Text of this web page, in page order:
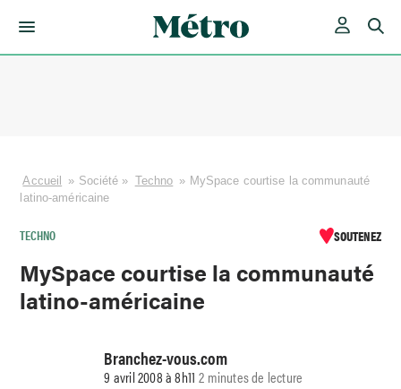
Accueil » Société » Techno » MySpace courtise la communauté
latino-américaine
TECHNO SOUTENEZ
MySpace courtise la communauté
latino-américaine
Branchez-vous.com
9 avril 2008 à 8h11 2 minutes de lecture